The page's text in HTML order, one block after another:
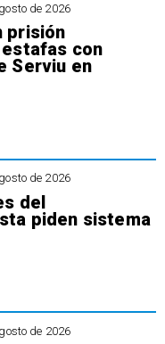
de 2026
prisión
con
Serviu en
de 2026
del
piden sistema
de 2026